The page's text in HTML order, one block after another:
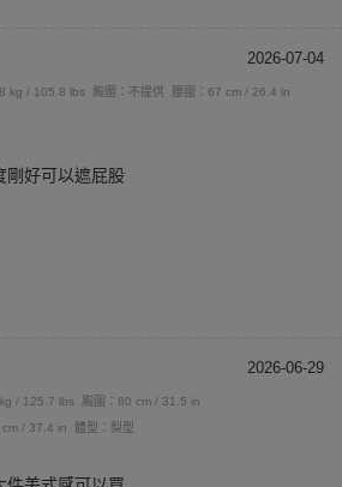
2026-07-04
kg / 105.8 lbs 胸圍：不提供
腰圍：67 cm / 26.4 in
剛好可以遮屁股
2026-06-29
/ 125.7 lbs
胸圍：80 cm / 31.5 in
cm / 37.4 in
體型：梨型